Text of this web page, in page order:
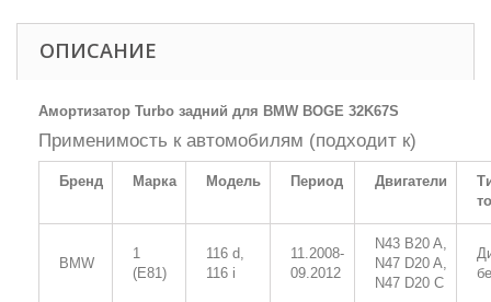
ОПИСАНИЕ
Амортизатор Turbo задний для BMW BOGE 32K67S
Применимость к автомобилям (подходит к)
Бренд Марка Модель Период Двигатели
BMW
1
(E81)
116 d,
116 i
11.2008-
09.2012
N43 B20 A,
N47 D20 A,
N47 D20 C